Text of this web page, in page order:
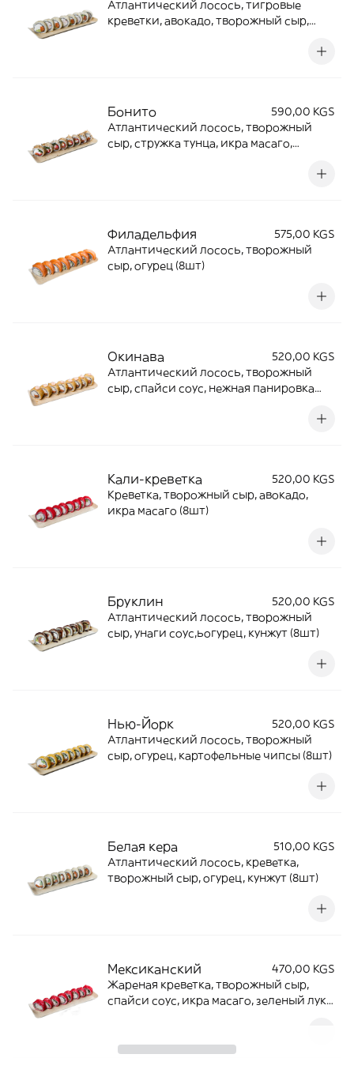
Атлантический лосось, тигровые
креветки, авокадо, творожный сыр,
Бонито
590,00 KGS
Атлантический лосось, творожный
сыр, стружка тунца, икра масаго,
Филадельфия
575,00 KGS
Атлантический лосось, творожный
сыр, огурец (8шт)
Окинава
520,00 KGS
Атлантический лосось, творожный
сыр, спайси соус, нежная панировка
Кали-креветка
520,00 KGS
Креветка, творожный сыр, авокадо,
икра масаго (8шт)
Бруклин
520,00 KGS
Атлантический лосось, творожный
сыр, унаги соус,ьогурец, кунжут (8шт)
Нью-Йорк
520,00 KGS
Атлантический лосось, творожный
сыр, огурец, картофельные чипсы (8шт)
Белая кера
510,00 KGS
Атлантический лосось, креветка,
творожный сыр, огурец, кунжут (8шт)
Мексиканский
470,00 KGS
Жареная креветка, творожный сыр,
спайси соус, икра масаго, зеленый лук